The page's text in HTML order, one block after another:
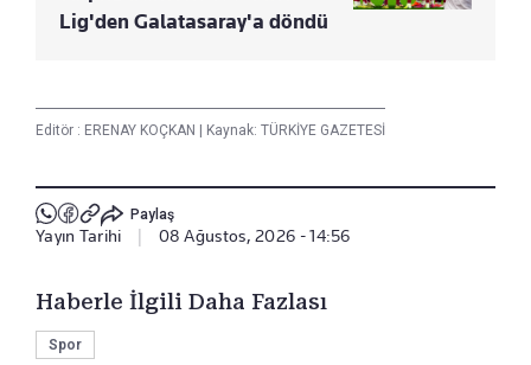
Lig'den Galatasaray'a döndü
Editör : ERENAY KOÇKAN | Kaynak: TÜRKİYE GAZETESİ
Paylaş
Yayın Tarihi 08 Ağustos, 2026 - 14:56
Haberle İlgili Daha Fazlası
Spor